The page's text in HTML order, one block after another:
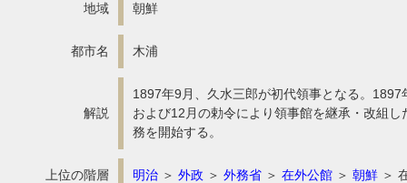
地域 朝鮮
都市名 木浦
解説
1897年9月、久水三郎が初代領事となる。
および12月の勅令により領事館を継承・改組
務を開始する。
上位の階層 明治 ＞ 外政 ＞ 外務省 ＞ 在外公館 ＞ 朝鮮 ＞